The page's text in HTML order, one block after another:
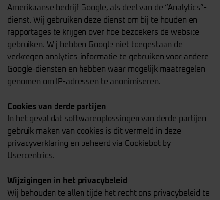
Amerikaanse bedrijf Google, als deel van de “Analytics”-
dienst. Wij gebruiken deze dienst om bij te houden en
rapportages te krijgen over hoe bezoekers de website
gebruiken. Wij hebben Google niet toegestaan de
verkregen analytics-informatie te gebruiken voor andere
Google-diensten en hebben waar mogelijk maatregelen
genomen om IP-adressen te anonimiseren.
Cookies van derde partijen
In het geval dat softwareoplossingen van derde partijen
gebruik maken van cookies is dit vermeld in deze
privacyverklaring en beheerd via Cookiebot by
Usercentrics.
Wijzigingen in het privacybeleid
Wij behouden te allen tijde het recht ons privacybeleid te